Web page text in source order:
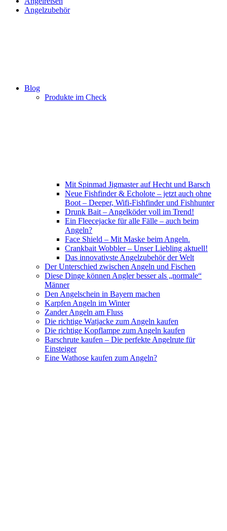
Angelzubehör
Blog
Produkte im Check
Mit Spinmad Jigmaster auf Hecht und Barsch
Neue Fishfinder & Echolote – jetzt auch ohne
Boot – Deeper, Wifi-Fishfinder und Fishhunter
Drunk Bait – Angelköder voll im Trend!
Ein Fleecejacke für alle Fälle – auch beim
Angeln?
Face Shield – Mit Maske beim Angeln.
Crankbait Wobbler – Unser Liebling aktuell!
Das innovativste Angelzubehör der Welt
Der Unterschied zwischen Angeln und Fischen
Diese Dinge können Angler besser als „normale“
Männer
Den Angelschein in Bayern machen
Karpfen Angeln im Winter
Zander Angeln am Fluss
Die richtige Watjacke zum Angeln kaufen
Die richtige Kopflampe zum Angeln kaufen
Barschrute kaufen – Die perfekte Angelrute für
Einsteiger
Eine Wathose kaufen zum Angeln?